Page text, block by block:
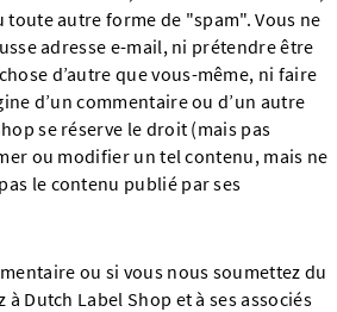
toute autre forme de "spam". Vous ne
adresse e-mail, ni prétendre être
d’autre que vous-même, ni faire
d’un commentaire ou d’un autre
se réserve le droit (mais pas
ou modifier un tel contenu, mais ne
le contenu publié par ses
ou si vous nous soumettez du
Dutch Label Shop et à ses associés